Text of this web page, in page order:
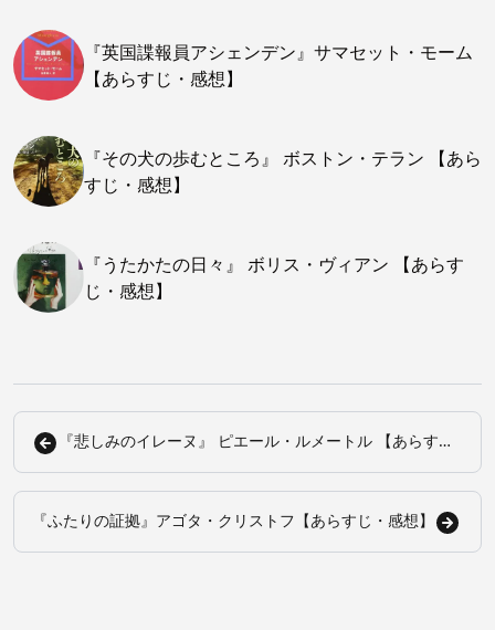
『英国諜報員アシェンデン』サマセット・モーム
【あらすじ・感想】
『その犬の歩むところ』 ボストン・テラン 【あら
すじ・感想】
『うたかたの日々』 ボリス・ヴィアン 【あらす
じ・感想】
『悲しみのイレーヌ』 ピエール・ルメートル 【あらす
『ふたりの証拠』アゴタ・クリストフ【あらすじ・感想】